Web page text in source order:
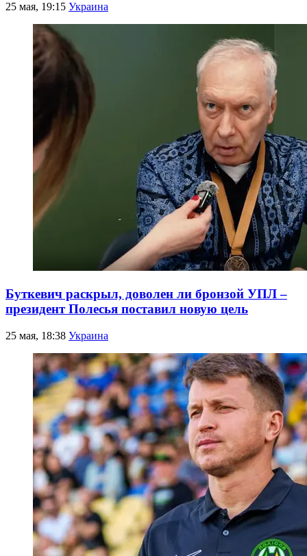
25 мая, 19:15 Украина
Буткевич раскрыл, доволен ли бронзой УПЛ –
президент Полесья поставил новую цель
25 мая, 18:38 Украина